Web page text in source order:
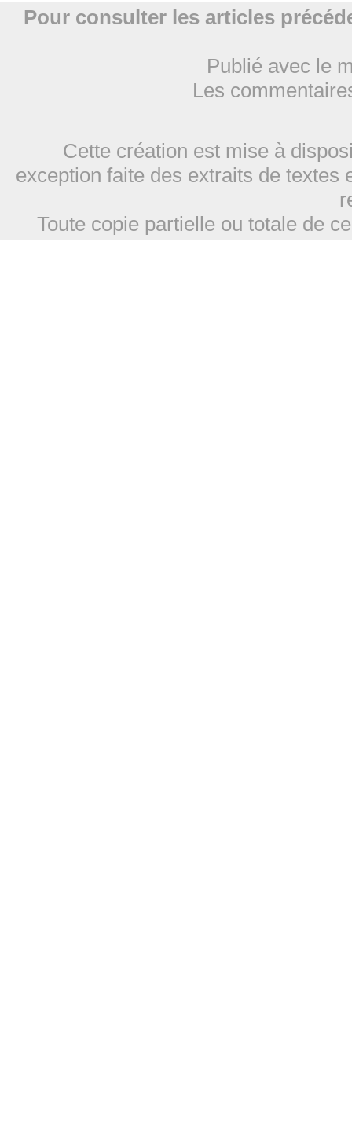
Pour consulter les articles
Publié avec le
Les
Cette création est mise à
exception faite des extraits de
Toute copie partielle ou totale de